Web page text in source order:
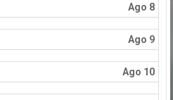
Ago 8
Ago 9
Ago 10